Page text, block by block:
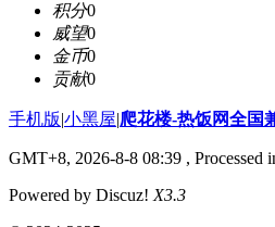
积分0
威望0
金币0
贡献0
手机版|小黑屋|爬花楼-热饭网全国
GMT+8, 2026-8-8 08:39 , Processed
Powered by Discuz! X3.3